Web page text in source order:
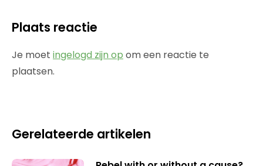
Plaats reactie
Je moet ingelogd zijn op om een reactie te
plaatsen.
Gerelateerde artikelen